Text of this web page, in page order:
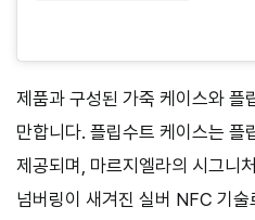
제품과 구성된 가죽 케이스와 플
만합니다. 플립수트 케이스는 플
제공되며, 마르지엘라의 시그니
넘버링이 새겨진 실버 NFC 기술